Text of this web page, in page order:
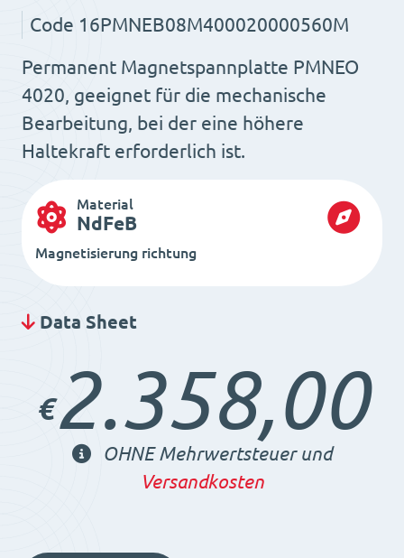
Code 16PMNEB08M400020000560M
Permanent Magnetspannplatte PMNEO
4020, geeignet für die mechanische
Bearbeitung, bei der eine höhere
Haltekraft erforderlich ist.
Material
NdFeB
Magnetisierung richtung
Data Sheet
€2.358,00
OHNE Mehrwertsteuer und
Versandkosten